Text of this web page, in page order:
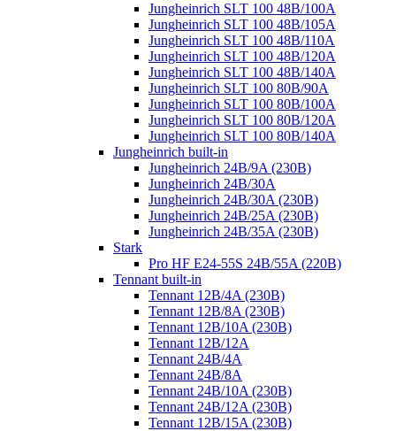
Jungheinrich SLT 100 48B/100A
Jungheinrich SLT 100 48B/105A
Jungheinrich SLT 100 48B/110A
Jungheinrich SLT 100 48B/120A
Jungheinrich SLT 100 48B/140A
Jungheinrich SLT 100 80B/90A
Jungheinrich SLT 100 80B/100A
Jungheinrich SLT 100 80B/120A
Jungheinrich SLT 100 80B/140A
Jungheinrich built-in
Jungheinrich 24B/9A (230B)
Jungheinrich 24B/30A
Jungheinrich 24B/30A (230B)
Jungheinrich 24B/25A (230B)
Jungheinrich 24B/35A (230B)
Stark
Pro HF E24-55S 24B/55A (220B)
Tennant built-in
Tennant 12B/4A (230B)
Tennant 12B/8A (230B)
Tennant 12B/10A (230B)
Tennant 12B/12A
Tennant 24B/4A
Tennant 24B/8A
Tennant 24B/10A (230B)
Tennant 24B/12A (230B)
Tennant 12B/15A (230B)